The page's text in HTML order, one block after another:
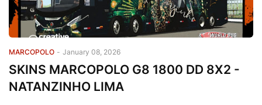
MARCOPOLO - January 08, 2026
SKINS MARCOPOLO G8 1800 DD 8X2 -
NATANZINHO LIMA